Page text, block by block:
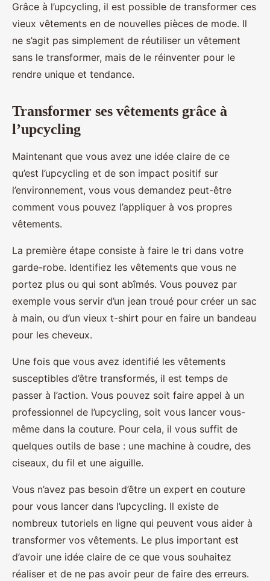
Grâce à l’upcycling, il est possible de transformer ces
vieux vêtements en de nouvelles pièces de mode. Il
ne s’agit pas simplement de réutiliser un vêtement
sans le transformer, mais de le réinventer pour le
rendre unique et tendance.
Transformer ses vêtements grâce à
l’upcycling
Maintenant que vous avez une idée claire de ce
qu’est l’upcycling et de son impact positif sur
l’environnement, vous vous demandez peut-être
comment vous pouvez l’appliquer à vos propres
vêtements.
La première étape consiste à faire le tri dans votre
garde-robe. Identifiez les vêtements que vous ne
portez plus ou qui sont abîmés. Vous pouvez par
exemple vous servir d’un jean troué pour créer un sac
à main, ou d’un vieux t-shirt pour en faire un bandeau
pour les cheveux.
Une fois que vous avez identifié les vêtements
susceptibles d’être transformés, il est temps de
passer à l’action. Vous pouvez soit faire appel à un
professionnel de l’upcycling, soit vous lancer vous-
même dans la couture. Pour cela, il vous suffit de
quelques outils de base : une machine à coudre, des
ciseaux, du fil et une aiguille.
Vous n’avez pas besoin d’être un expert en couture
pour vous lancer dans l’upcycling. Il existe de
nombreux tutoriels en ligne qui peuvent vous aider à
transformer vos vêtements. Le plus important est
d’avoir une idée claire de ce que vous souhaitez
réaliser et de ne pas avoir peur de faire des erreurs.